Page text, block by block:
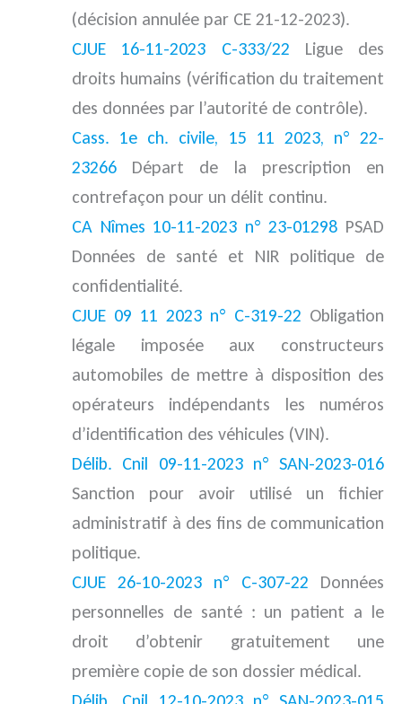
(décision annulée par CE 21-12-2023).
CJUE 16-11-2023
C-333/22 Ligue des
droits humains (vérification du traitement
des données par l’autorité de contrôle).
Cass. 1e ch. civile, 15 11 2023, n° 22-
23266 Départ de la prescription en
contrefaçon pour un délit continu.
CA Nîmes 10-11-2023 n° 23-01298 PSAD
Données de santé et NIR politique de
confidentialité.
CJUE 09 11 2023 n° C-319-22 Obligation
légale imposée aux constructeurs
automobiles de mettre à disposition des
opérateurs indépendants les numéros
d’identification des véhicules (VIN).
Délib. Cnil 09-11-2023 n° SAN-2023-016
Sanction pour avoir utilisé un fichier
administratif à des fins de communication
politique.
CJUE 26-10-2023 n° C-307-22 Données
personnelles de santé : un patient a le
droit d’obtenir gratuitement une
première copie de son dossier médical.